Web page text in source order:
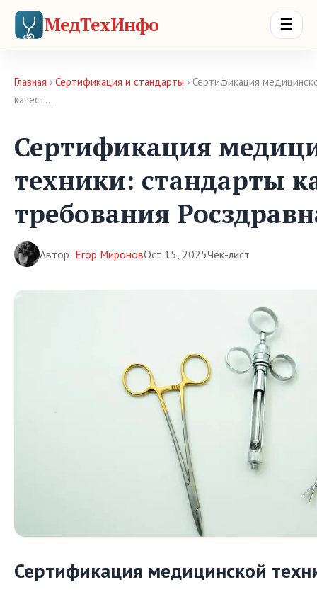
МедТехИнфо ☰
Главная › Сертификация и стандарты › Сертификация
качест…
Сертификация
техники: стандарты
требования
Автор: Егор МироновOct 15, 2025Чек-лист
Сертификация медицинской